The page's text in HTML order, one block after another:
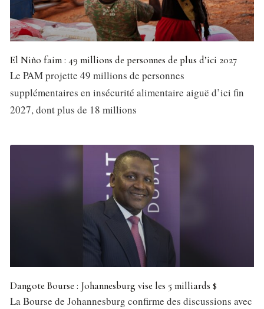
El Niño faim : 49 millions de personnes de plus d’ici 2027
Le PAM projette 49 millions de personnes
supplémentaires en insécurité alimentaire aiguë d’ici fin
2027, dont plus de 18 millions
Dangote Bourse : Johannesburg vise les 5 milliards $
La Bourse de Johannesburg confirme des discussions avec